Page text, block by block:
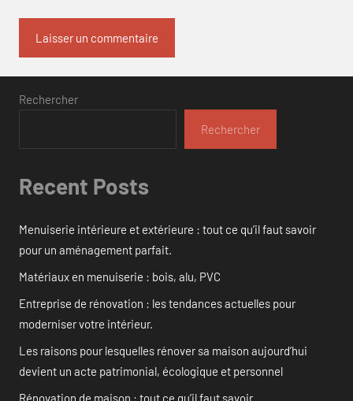
Rechercher
Rechercher
Recent Posts
Menuiserie intérieure et extérieure : tout ce qu’il faut savoir
pour un aménagement parfait.
Matériaux en menuiserie : bois, alu, PVC
Entreprise de rénovation : les tendances actuelles pour
moderniser votre intérieur.
Les raisons pour lesquelles rénover sa maison aujourd’hui
devient un acte patrimonial, écologique et personnel
Rénovation de maison : tout ce qu’il faut savoir